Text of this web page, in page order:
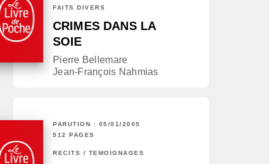
FAITS DIVERS
CRIMES DANS LA
SOIE
Pierre Bellemare
Jean-François Nahmias
PARUTION : 05/01/2005
512 PAGES
RÉCITS / TÉMOIGNAGES